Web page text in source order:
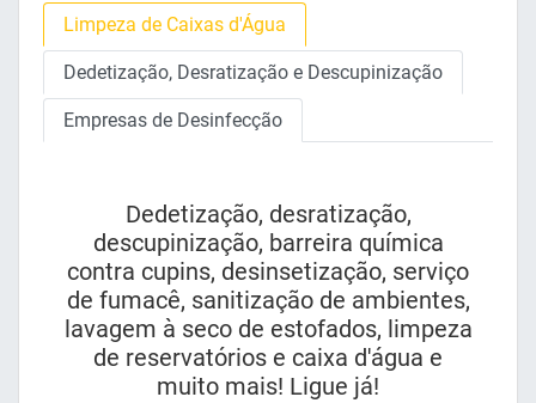
Limpeza de Caixas d'Água
Dedetização, Desratização e Descupinização
Empresas de Desinfecção
Dedetização, desratização,
descupinização, barreira química
contra cupins, desinsetização, serviço
de fumacê, sanitização de ambientes,
lavagem à seco de estofados, limpeza
de reservatórios e caixa d'água e
muito mais! Ligue já!